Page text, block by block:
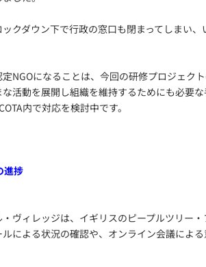
クダウン下で行政の窓口も閉まってしまい
定NGOになることは、今回の研修プロジェク
活動を展開し組織を維持するためにも必要
内で対応を検討中です。
進捗
ヴィレッジは、イギリスのピープルツリー
による状況の確認や、オンライン会議による